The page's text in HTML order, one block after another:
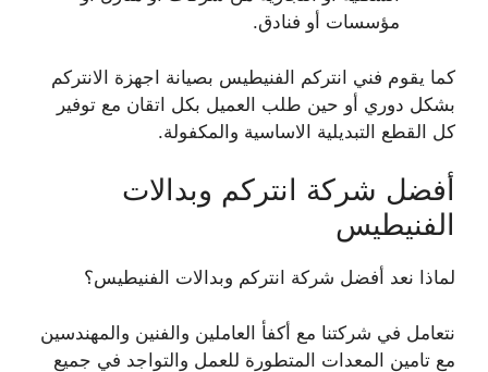
مؤسسات أو فنادق.
كما يقوم فني انتركم الفنيطيس بصيانة اجهزة الانتركم
بشكل دوري أو حين طلب العميل بكل اتقان مع توفير
كل القطع التبديلية الاساسية والمكفولة.
أفضل شركة انتركم وبدالات
الفنيطيس
لماذا نعد أفضل شركة انتركم وبدالات الفنيطيس؟
نتعامل في شركتنا مع أكفأ العاملين والفنين والمهندسين
مع تامين المعدات المتطورة للعمل والتواجد في جميع